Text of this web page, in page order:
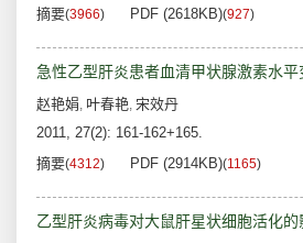
摘要(3966) PDF (2618KB)(927)
急性乙型肝炎患者血清甲状腺激素水平
赵艳娟, 叶春艳, 宋效丹
2011, 27(2): 161-162+165.
摘要(4312) PDF (2914KB)(1165)
乙型肝炎病毒对大鼠肝星状细胞活化的